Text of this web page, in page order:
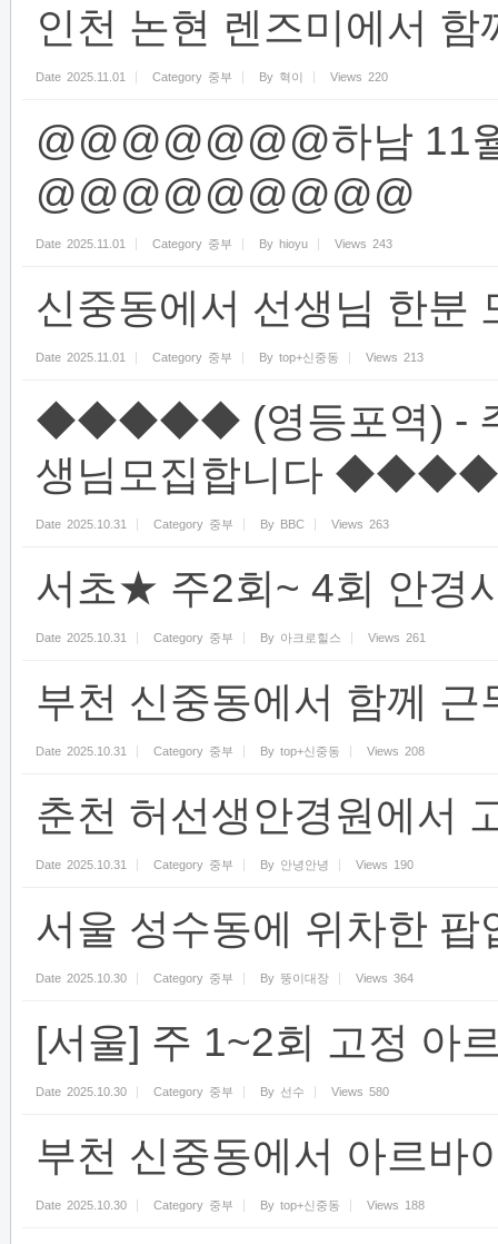
인천 논현 렌즈미에서
Date 2025.11.01 Category 중부 By 혁이 Views 220
@@@@@@@하남 11
@@@@@@@@@
Date 2025.11.01 Category 중부 By hioyu Views 243
신중동에서 선생님 한분
Date 2025.11.01 Category 중부 By top+신중동 Views 213
◆◆◆◆◆ (영등포역) - 주
생님모집합니다
Date 2025.10.31 Category 중부 By BBC Views 263
서초★ 주2회~ 4회 안경
Date 2025.10.31 Category 중부 By 아크로힐스 Views 261
부천 신중동에서 함께
Date 2025.10.31 Category 중부 By top+신중동 Views 208
춘천 허선생안경원에서
Date 2025.10.31 Category 중부 By 안녕안녕 Views 190
서울 성수동에 위차한
Date 2025.10.30 Category 중부 By 뚱이대장 Views 364
[서울] 주 1~2회 고정 아
Date 2025.10.30 Category 중부 By 선수 Views 580
부천 신중동에서 아르바
Date 2025.10.30 Category 중부 By top+신중동 Views 188